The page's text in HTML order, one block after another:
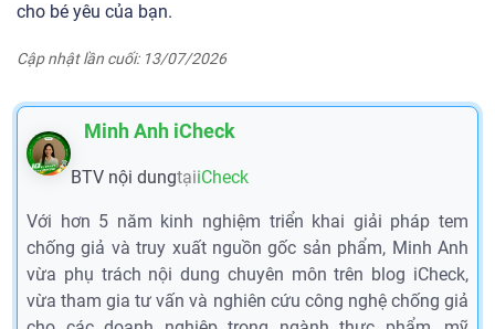
cho bé yêu của bạn.
Cập nhật lần cuối: 13/07/2026
Minh Anh iCheck
BTV nội dungtạiiCheck
Với hơn 5 năm kinh nghiệm triển khai giải pháp tem
chống giả và truy xuất nguồn gốc sản phẩm, Minh Anh
vừa phụ trách nội dung chuyên môn trên blog iCheck,
vừa tham gia tư vấn và nghiên cứu công nghệ chống giả